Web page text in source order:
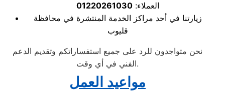
العملاء:01220261030
زيارتنا في أحد مراكز الخدمة المنتشرة في محافظة
قليوب
نحن متواجدون للرد على جميع استفساراتكم وتقديم الدعم
الفني في أي وقت.
مواعيد العمل